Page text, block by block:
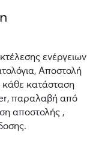
ενέργειων
Αποστολή
κάθε κατάσταση
παραλαβή από
αποστολής ,